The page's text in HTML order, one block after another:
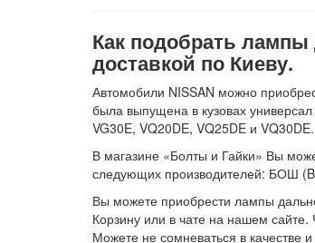
Как подобрать лампы
доставкой по Киеву.
Автомобили NISSAN можно
была выпущена в кузовах
VG30E, VQ20DE, VQ25DE и VQ30DE.
В магазине «Болты и Гайки» Вы
следующих производителей: БОШ
Вы можете приобрести лампы
Корзину или в чате на нашем
Можете не сомневаться в качестве